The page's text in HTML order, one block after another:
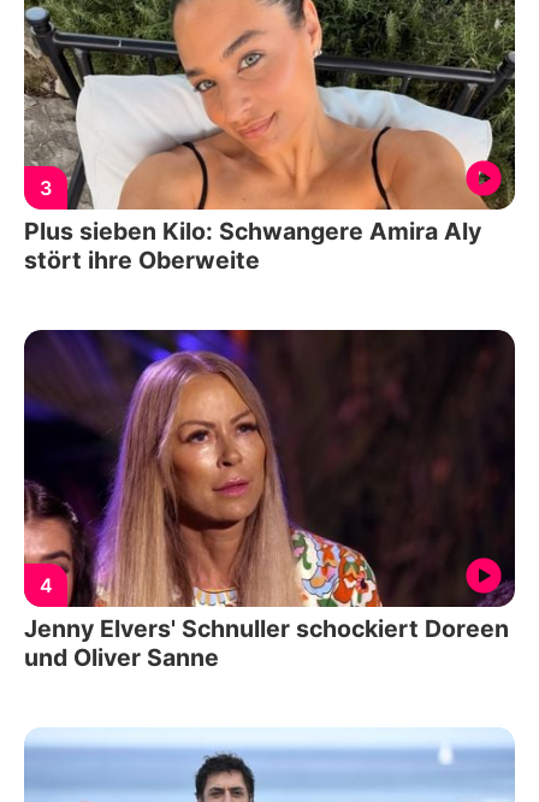
3
Plus sieben Kilo: Schwangere Amira Aly
stört ihre Oberweite
4
Jenny Elvers' Schnuller schockiert Doreen
und Oliver Sanne